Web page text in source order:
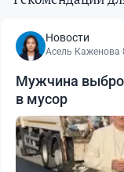
Новости
Асель Каженова·
Мужчина
в мусор